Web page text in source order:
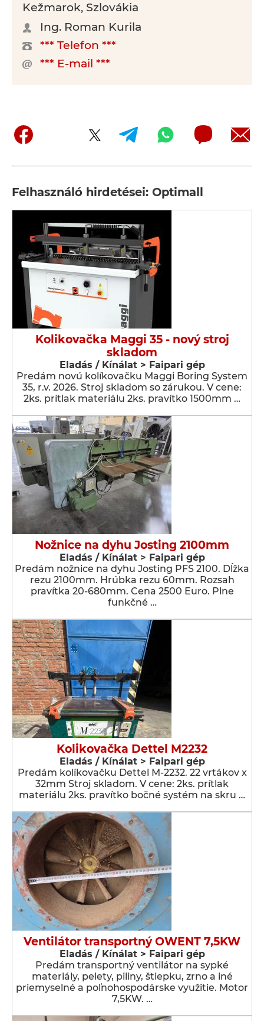
Kežmarok, Szlovákia
Ing. Roman Kurila
*** Telefon ***
*** E-mail ***
Felhasználó hirdetései: Optimall
Kolikovačka Maggi 35 - nový stroj
skladom
Eladás / Kínálat > Faipari gép
Predám novú kolíkovačku Maggi Boring System
35, r.v. 2026. Stroj skladom so zárukou. V cene:
2ks. prítlak materiálu 2ks. pravítko 1500mm …
Nožnice na dyhu Josting 2100mm
Eladás / Kínálat > Faipari gép
Predám nožnice na dyhu Josting PFS 2100. Dĺžka
rezu 2100mm. Hrúbka rezu 60mm. Rozsah
pravítka 20-680mm. Cena 2500 Euro. Plne
funkčné …
Kolikovačka Dettel M2232
Eladás / Kínálat > Faipari gép
Predám kolíkovačku Dettel M-2232. 22 vrtákov x
32mm Stroj skladom. V cene: 2ks. prítlak
materiálu 2ks. pravítko bočné systém na skru …
Ventilátor transportný OWENT 7,5KW
Eladás / Kínálat > Faipari gép
Predám transportný ventilátor na sypké
materiály, pelety, piliny, štiepku, zrno a iné
priemyselné a poľnohospodárske využitie. Motor
7,5KW. …